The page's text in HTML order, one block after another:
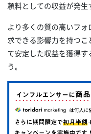
頼料としての収益が発生
より多くの質の高いフ
求できる影響力を持つ
て安定した収益を獲得
う。